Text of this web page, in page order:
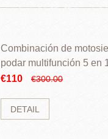
Combinación de
podar multifunción 5 en
€110
€300.00
DETAIL